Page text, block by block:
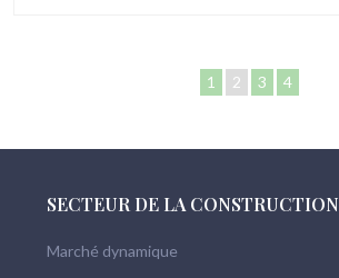
1 2 3 4
SECTEUR DE LA CONSTRUCTION
Marché dynamique